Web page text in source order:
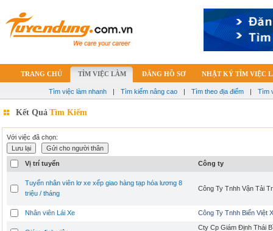
TRANG CHỦ TÌM VIỆC LÀM ĐĂNG HỒ SƠ NHẬT KÝ TÌM VIỆC
Tìm việc làm nhanh | Tìm kiếm nâng cao | Tìm theo địa điểm | Tìm
Kết Quả Tìm Kiếm
Với việc đã chọn:
Vị trí tuyển Công ty
Tuyển nhân viên lơ xe xếp giao hàng tạp hóa lương 8
triệu / tháng
Công Ty Tnhh Vận Tải
Nhân viên Lái Xe Công Ty Tnhh Biển Việt
Cty Cp Giám Định Thái